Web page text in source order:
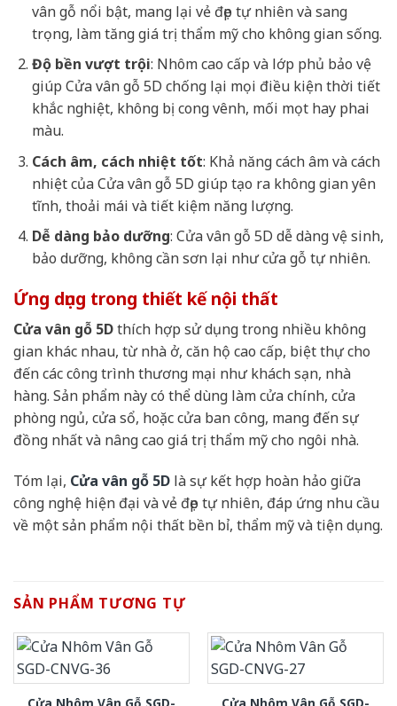
vân gỗ nổi bật, mang lại vẻ đẹp tự nhiên và sang
trọng, làm tăng giá trị thẩm mỹ cho không gian sống.
Độ bền vượt trội: Nhôm cao cấp và lớp phủ bảo vệ
giúp Cửa vân gỗ 5D chống lại mọi điều kiện thời tiết
khắc nghiệt, không bị cong vênh, mối mọt hay phai
màu.
Cách âm, cách nhiệt tốt: Khả năng cách âm và cách
nhiệt của Cửa vân gỗ 5D giúp tạo ra không gian yên
tĩnh, thoải mái và tiết kiệm năng lượng.
Dễ dàng bảo dưỡng: Cửa vân gỗ 5D dễ dàng vệ sinh,
bảo dưỡng, không cần sơn lại như cửa gỗ tự nhiên.
Ứng dụng trong thiết kế nội thất
Cửa vân gỗ 5Dthích hợp sử dụng trong nhiều không
gian khác nhau, từ nhà ở, căn hộ cao cấp, biệt thự cho
đến các công trình thương mại như khách sạn, nhà
hàng. Sản phẩm này có thể dùng làm cửa chính, cửa
phòng ngủ, cửa sổ, hoặc cửa ban công, mang đến sự
đồng nhất và nâng cao giá trị thẩm mỹ cho ngôi nhà.
Tóm lại, Cửa vân gỗ 5D là sự kết hợp hoàn hảo giữa
công nghệ hiện đại và vẻ đẹp tự nhiên, đáp ứng nhu cầu
về một sản phẩm nội thất bền bỉ, thẩm mỹ và tiện dụng.
SẢN PHẨM TƯƠNG TỰ
Cửa Nhôm Vân Gỗ SGD-
Cửa Nhôm Vân Gỗ SGD-